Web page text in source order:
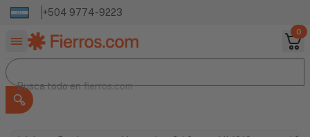
+504 9774-9223
0
Buscar productos
Busca todo en
Busca todo enfierros.com